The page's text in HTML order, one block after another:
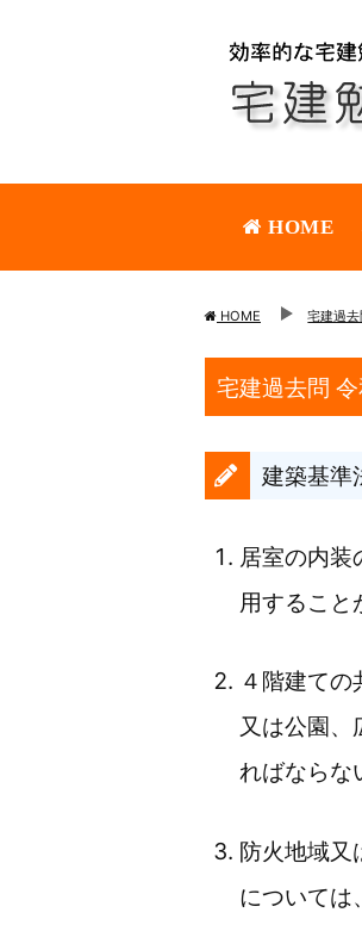
HOME
HOME 宅建過去
宅建過去問
建築基準
居室の内
用すること
４階建て
又は公園、
ればならな
防火地域又
については